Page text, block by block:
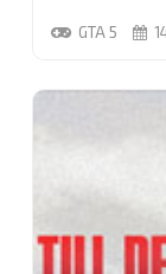
В этот раз,
GTA 5